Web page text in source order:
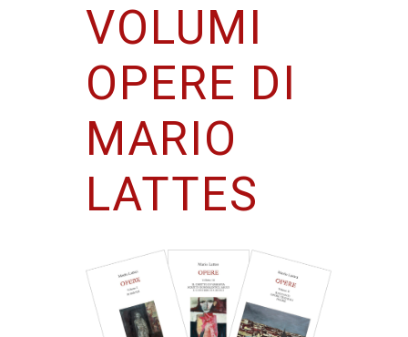
VOLUMI
OPERE DI
MARIO
LATTES